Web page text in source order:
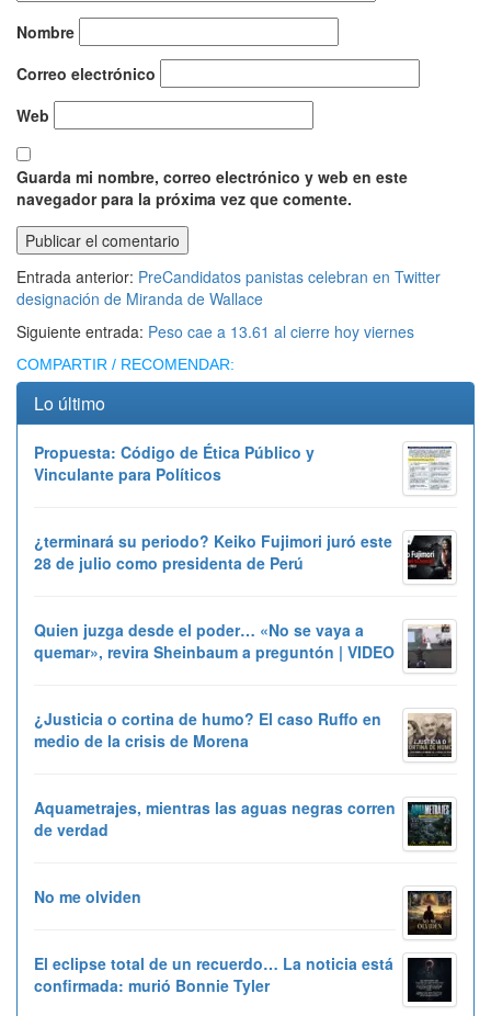
Nombre
Correo electrónico
Web
Guarda mi nombre, correo electrónico y web en este
navegador para la próxima vez que comente.
Entrada anterior: PreCandidatos panistas celebran en Twitter
designación de Miranda de Wallace
Siguiente entrada: Peso cae a 13.61 al cierre hoy viernes
COMPARTIR / RECOMENDAR:
Lo último
Propuesta: Código de Ética Público y
Vinculante para Políticos
¿terminará su periodo? Keiko Fujimori juró este
28 de julio como presidenta de Perú
Quien juzga desde el poder… «No se vaya a
quemar», revira Sheinbaum a preguntón | VIDEO
¿Justicia o cortina de humo? El caso Ruffo en
medio de la crisis de Morena
Aquametrajes, mientras las aguas negras corren
de verdad
No me olviden
El eclipse total de un recuerdo… La noticia está
confirmada: murió Bonnie Tyler